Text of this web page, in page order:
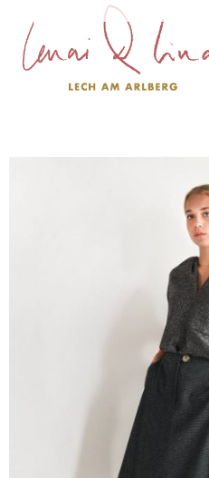
Springe zum Inhalt
Klassiker
Kombinationen
Bildergalerie